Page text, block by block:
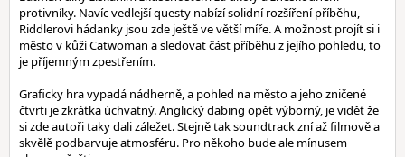
protivníky. Navíc vedlejší questy nabízí solidní rozšíření příběhu,
Riddlerovi hádanky jsou zde ještě ve větší míře. A možnost projít si i
město v kůži Catwoman a sledovat část příběhu z jejího pohledu, to
je příjemným zpestřením.
Graficky hra vypadá nádherně, a pohled na město a jeho zničené
čtvrti je zkrátka úchvatný. Anglický dabing opět výborný, je vidět že
si zde autoři taky dali záležet. Stejně tak soundtrack zní až filmově a
skvělě podbarvuje atmosféru. Pro někoho bude ale mínusem